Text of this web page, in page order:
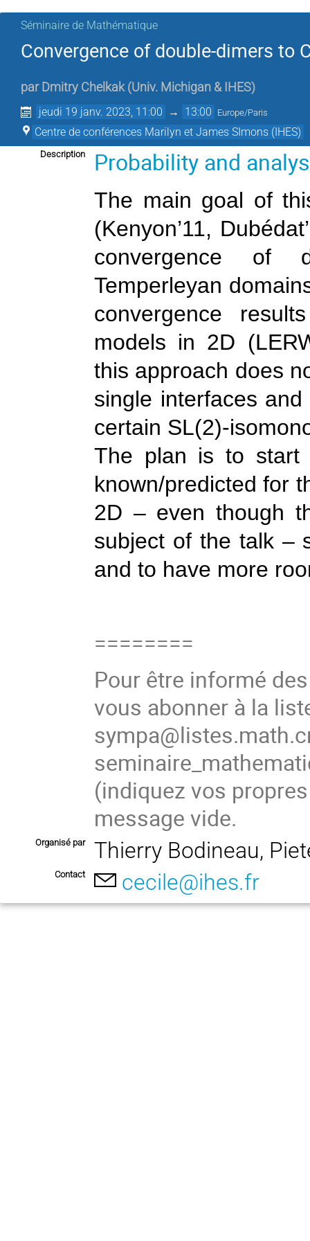
Séminaire de Mathématique
Convergence of double-dimers to
par Dmitry Chelkak (Univ. Michigan & IHES)
jeudi 19 janv. 2023, 11:00 → 13:00 Europe/Paris
Centre de conférences Marilyn et James SImons (IHES)
Description Probability and
The main goal of
(Kenyon’11,
convergence of
Temperleyan
convergence
models in 2D
this approach does
single interfaces
certain SL(2)-
The plan is to start
known/predicted for
2D – even though
subject of the talk –
and to have more
========
Pour être informé
vous abonner à la
(indiquez vos
message vide.
Organisé par Thierry Bodineau,
Contact cecile@ihes.fr